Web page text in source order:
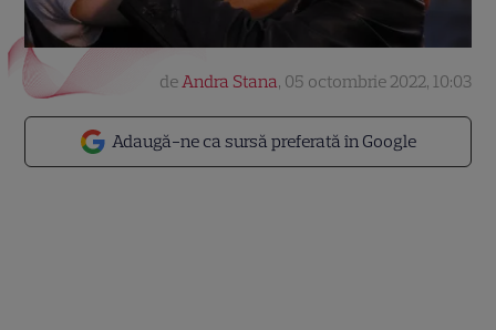
Adaugă-ne ca sursă preferată în Google
deAndra Stana, 05 octombrie 2022, 10:03